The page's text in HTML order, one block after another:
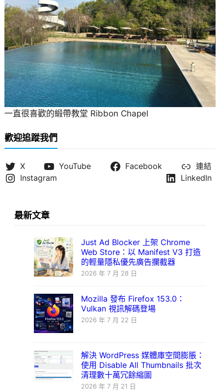
一直很喜歡的緞帶教堂 Ribbon Chapel
歡迎追蹤我們
X YouTube Facebook
連結
Instagram
LinkedIn
最新文章
Just Ad Blocker 上架 Chrome
Web Store：以 Manifest V3 打造
的輕量隱私優先廣告攔截器
2026 年 7 月 28 日
Mozilla 發布 Firefox 153.0：
Vulkan 視訊解碼登場
2026 年 7 月 22 日
解決 WordPress 媒體庫空間膨脹：
使用 Disable All Thumbnails 批次
清理數十萬冗餘縮圖
2026 年 7 月 21 日